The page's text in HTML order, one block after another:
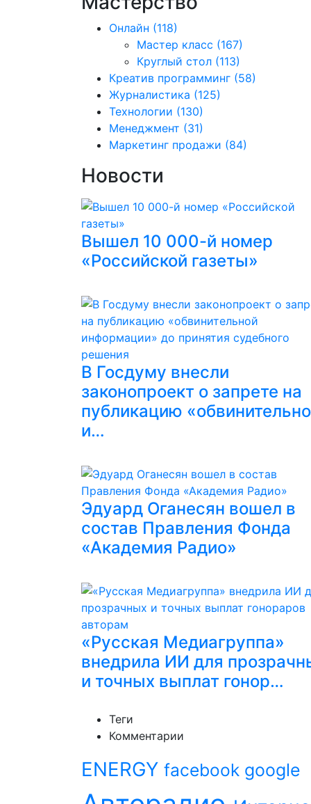
Онлайн (118)
Мастер класс (167)
Круглый стол (113)
Креатив программинг (58)
Журналистика (125)
Технологии (130)
Менеджмент (31)
Маркетинг продажи (84)
Новости
Вышел 10 000-й номер
«Российской газеты»
В Госдуму внесли
законопроект о запрете на
публикацию
и…
Эдуард Оганесян вошел в
состав Правления Фонда
«Академия Радио»
«Русская Медиагруппа»
внедрила ИИ для
и точных выплат гонор…
Теги
Комментарии
ENERGY facebook google